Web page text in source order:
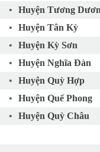
Huyện Tương
Huyện Tân Kỳ
Huyện Kỳ Sơn
Huyện Nghĩa Đàn
Huyện Quỳ Hợp
Huyện Quế Phong
Huyện Quỳ Châu